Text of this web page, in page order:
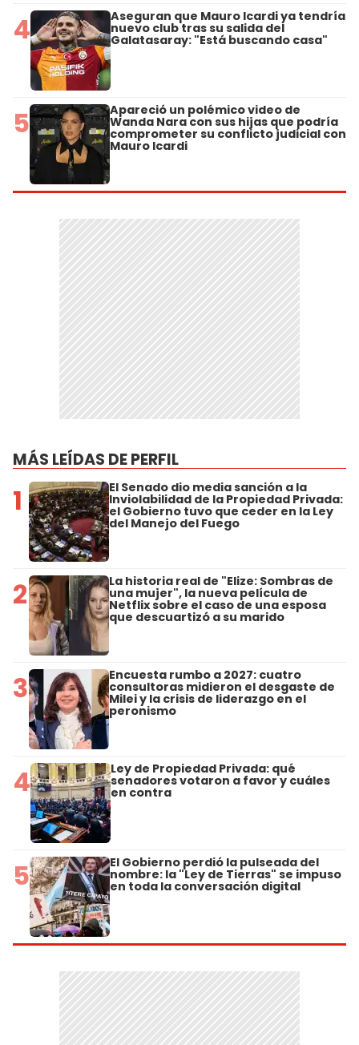
4 Aseguran que Mauro Icardi ya tendría
nuevo club tras su salida del
Galatasaray: "Está buscando casa"
5 Apareció un polémico video de
Wanda Nara con sus hijas que podría
comprometer su conflicto judicial con
Mauro Icardi
MÁS LEÍDAS DE PERFIL
1 El Senado dio media sanción a la
Inviolabilidad de la Propiedad Privada:
el Gobierno tuvo que ceder en la Ley
del Manejo del Fuego
2 La historia real de "Elize: Sombras de
una mujer", la nueva película de
Netflix sobre el caso de una esposa
que descuartizó a su marido
3 Encuesta rumbo a 2027: cuatro
consultoras midieron el desgaste de
Milei y la crisis de liderazgo en el
peronismo
4 Ley de Propiedad Privada: qué
senadores votaron a favor y cuáles
en contra
5 El Gobierno perdió la pulseada del
nombre: la "Ley de Tierras" se impuso
en toda la conversación digital